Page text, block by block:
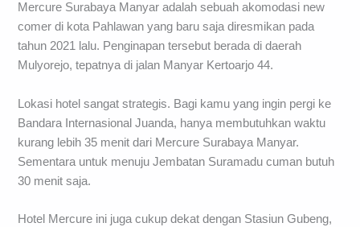
Mercure Surabaya Manyar adalah sebuah akomodasi new
comer di kota Pahlawan yang baru saja diresmikan pada
tahun 2021 lalu. Penginapan tersebut berada di daerah
Mulyorejo, tepatnya di jalan Manyar Kertoarjo 44.
Lokasi hotel sangat strategis. Bagi kamu yang ingin pergi ke
Bandara Internasional Juanda, hanya membutuhkan waktu
kurang lebih 35 menit dari Mercure Surabaya Manyar.
Sementara untuk menuju Jembatan Suramadu cuman butuh
30 menit saja.
Hotel Mercure ini juga cukup dekat dengan Stasiun Gubeng,